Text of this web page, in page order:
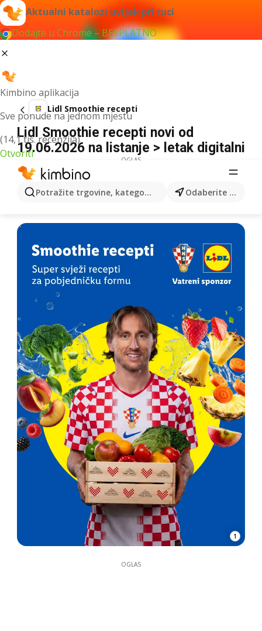
Aktualni katalozi uvijek pri ruci
Dodajte u Chrome – BESPLATNO
Kimbino aplikacija
Sve ponude na jednom mjestu
(14,1 tis. recenzija)
Otvoriti
Potražite trgovine, kategorije, proizvode... Odaberite grad
Lidl Smoothie recepti
Lidl Smoothie recepti novi od
19.06.2026 na listanje > letak digitalni
OGLAS
1
OGLAS